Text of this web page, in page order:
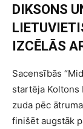
DIKSONS
IZCĒLĀS
Sacensībās
startēja Koltons
zuda pēc
finišēt augstāk